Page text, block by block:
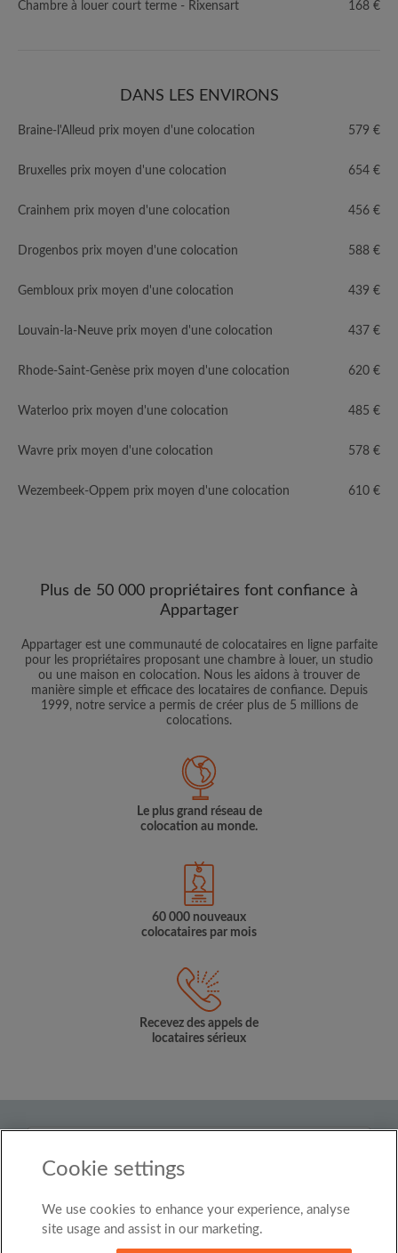
Chambre à louer court terme - Rixensart
168 €
DANS LES ENVIRONS
Braine-l'Alleud prix moyen d'une colocation 579 €
Bruxelles prix moyen d'une colocation 654 €
Crainhem prix moyen d'une colocation 456 €
Drogenbos prix moyen d'une colocation 588 €
Gembloux prix moyen d'une colocation 439 €
Louvain-la-Neuve prix moyen d'une colocation 437 €
Rhode-Saint-Genèse prix moyen d'une colocation 620 €
Waterloo prix moyen d'une colocation 485 €
Wavre prix moyen d'une colocation 578 €
Wezembeek-Oppem prix moyen d'une colocation 610 €
Plus de 50 000 propriétaires font confiance à
Appartager
Appartager est une communauté de colocataires en ligne parfaite
pour les propriétaires proposant une chambre à louer, un studio
ou une maison en colocation. Nous les aidons à trouver de
manière simple et efficace des locataires de confiance. Depuis
1999, notre service a permis de créer plus de 5 millions de
colocations.
Le plus grand réseau de
colocation au monde.
60 000 nouveaux
colocataires par mois
Recevez des appels de
locataires sérieux
Belgium
© Roomgo Limited 2025 - 21 Market Place, Stockport,
United Kingdom, SK1 1EU
Cookie settings
We use cookies to enhance your experience, analyse
site usage and assist in our marketing.